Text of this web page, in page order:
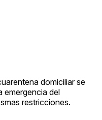
domiciliar se
emergencia del
restricciones.